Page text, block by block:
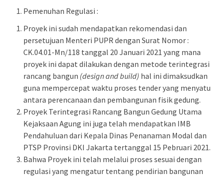
Pemenuhan Regulasi :
Proyek ini sudah mendapatkan rekomendasi dan
persetujuan Menteri PUPR dengan Surat Nomor :
CK.04.01-Mn/118 tanggal 20 Januari 2021 yang mana
proyek ini dapat dilakukan dengan metode terintegrasi
rancang bangun (design and build) hal ini dimaksudkan
guna mempercepat waktu proses tender yang menyatu
antara perencanaan dan pembangunan fisik gedung.
Proyek Terintegrasi Rancang Bangun Gedung Utama
Kejaksaan Agung ini juga telah mendapatkan IMB
Pendahuluan dari Kepala Dinas Penanaman Modal dan
PTSP Provinsi DKI Jakarta tertanggal 15 Pebruari 2021.
Bahwa Proyek ini telah melalui proses sesuai dengan
regulasi yang mengatur tentang pendirian bangunan